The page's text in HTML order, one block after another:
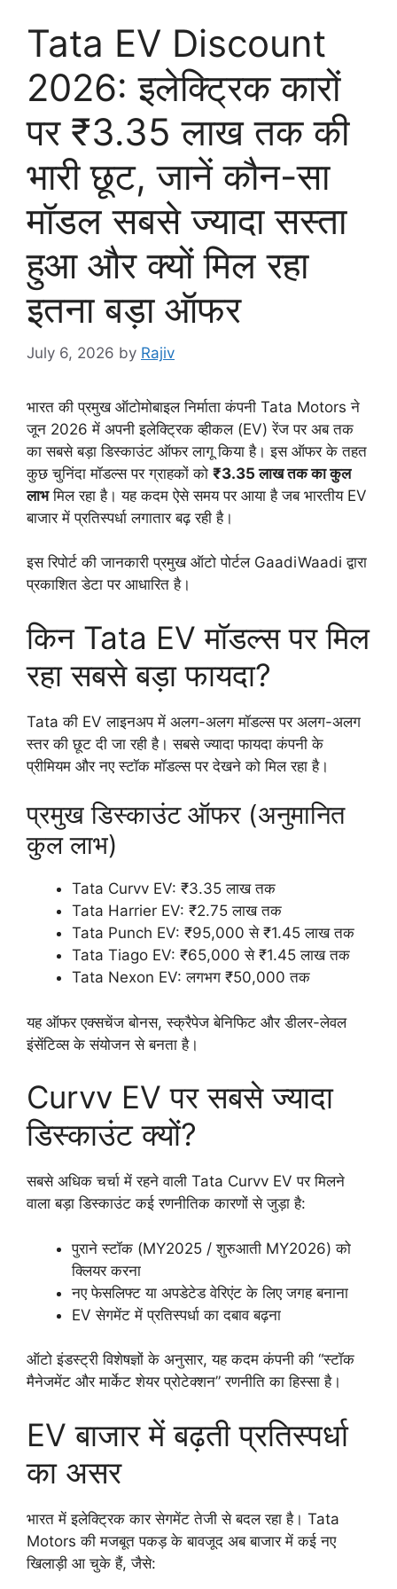
Tata EV Discount
2026: इलेक्ट्रिक कारों
पर ₹3.35 लाख तक की
भारी छूट, जानें कौन-सा
मॉडल सबसे ज्यादा सस्ता
हुआ और क्यों मिल रहा
इतना बड़ा ऑफर
July 6, 2026 by Rajiv
भारत की प्रमुख ऑटोमोबाइल निर्माता कंपनी Tata Motors ने
जून 2026 में अपनी इलेक्ट्रिक व्हीकल (EV) रेंज पर अब तक
का सबसे बड़ा डिस्काउंट ऑफर लागू किया है। इस ऑफर के तहत
कुछ चुनिंदा मॉडल्स पर ग्राहकों को ₹3.35 लाख तक का कुल
लाभमिल रहा है। यह कदम ऐसे समय पर आया है जब भारतीय EV
बाजार में प्रतिस्पर्धा लगातार बढ़ रही है।
इस रिपोर्ट की जानकारी प्रमुख ऑटो पोर्टल GaadiWaadi द्वारा
प्रकाशित डेटा पर आधारित है।
किन Tata EV मॉडल्स पर मिल
रहा सबसे बड़ा फायदा?
Tata की EV लाइनअप में अलग-अलग मॉडल्स पर अलग-अलग
स्तर की छूट दी जा रही है। सबसे ज्यादा फायदा कंपनी के
प्रीमियम और नए स्टॉक मॉडल्स पर देखने को मिल रहा है।
प्रमुख डिस्काउंट ऑफर (अनुमानित
कुल लाभ)
Tata Curvv EV: ₹3.35 लाख तक
Tata Harrier EV: ₹2.75 लाख तक
Tata Punch EV: ₹95,000 से ₹1.45 लाख तक
Tata Tiago EV: ₹65,000 से ₹1.45 लाख तक
Tata Nexon EV: लगभग ₹50,000 तक
यह ऑफर एक्सचेंज बोनस, स्क्रैपेज बेनिफिट और डीलर-लेवल
इंसेंटिव्स के संयोजन से बनता है।
Curvv EV पर सबसे ज्यादा
डिस्काउंट क्यों?
सबसे अधिक चर्चा में रहने वाली Tata Curvv EV पर मिलने
वाला बड़ा डिस्काउंट कई रणनीतिक कारणों से जुड़ा है:
पुराने स्टॉक (MY2025 / शुरुआती MY2026) को
क्लियर करना
नए फेसलिफ्ट या अपडेटेड वेरिएंट के लिए जगह बनाना
EV सेगमेंट में प्रतिस्पर्धा का दबाव बढ़ना
ऑटो इंडस्ट्री विशेषज्ञों के अनुसार, यह कदम कंपनी की “स्टॉक
मैनेजमेंट और मार्केट शेयर प्रोटेक्शन” रणनीति का हिस्सा है।
EV बाजार में बढ़ती प्रतिस्पर्धा
का असर
भारत में इलेक्ट्रिक कार सेगमेंट तेजी से बदल रहा है। Tata
Motors की मजबूत पकड़ के बावजूद अब बाजार में कई नए
खिलाड़ी आ चुके हैं, जैसे: